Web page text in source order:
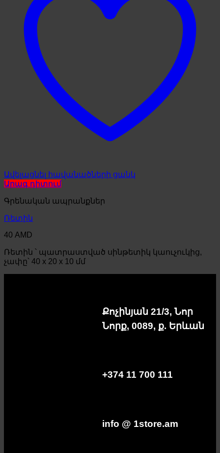
Ավելացնել հավանածների ցանկ
Արագ դիտում
Գրենական ապրանքներ
Ռետին
40 AMD
Ռետին ՝ պատրաստված սինթետիկ կաուչուկից,
չափը՝ 40 x 20 x 10 մմ
Քոչինյան 21/3, Նոր
Նորք, 0089, ք. Երևան
+374 11 700 111
info @ 1store.am